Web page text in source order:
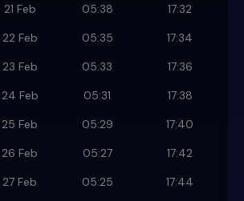
21 Feb 05:38
17:32
22 Feb 05:35
17:34
23 Feb 05:33
17:36
24 Feb 05:31
17:38
25 Feb 05:29
17:40
26 Feb 05:27
17:42
27 Feb 05:25
17:44